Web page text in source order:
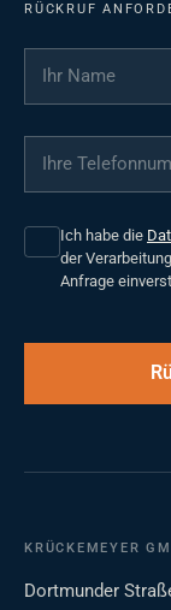
RÜCKRUF
Ihr Name
Ihre
Ich habe die
der
Anfrage
KRÜCKEMEYER
Dortmunder